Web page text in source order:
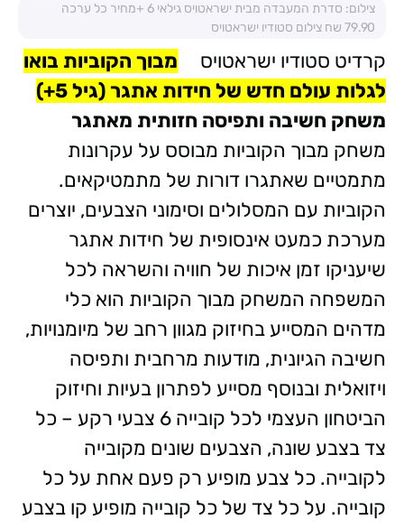
צילום: סדרת המעבדה מבית ישראטויס גילאי 6 +מחיר כל ערכה
79.90 שח צילום סטודיו ישראטויס
קרדיט סטודיו ישראטויס מבוך הקוביות בואו
לגלות עולם חדש של חידות אתגר (גיל 5+)
משחק חשיבה ותפיסה חזותית מאתגר
משחק מבוך הקוביות מבוסס על עקרונות
מתמטיים שאתגרו דורות של מתמטיקאים.
הקוביות עם המסלולים וסימוני הצבעים, יוצרים
מערכת כמעט אינסופית של חידות אתגר
שיעניקו זמן איכות של חוויה והשראה לכל
המשפחה המשחק מבוך הקוביות הוא כלי
מדהים המסייע בחיזוק מגוון רחב של מיומנויות,
חשיבה הגיונית, מודעות מרחבית ותפיסה
ויזואלית ובנוסף מסייע לפתרון בעיות וחיזוק
הביטחון העצמי לכל קובייה 6 צבעי רקע – כל
צד בצבע שונה, הצבעים שונים מקובייה
לקובייה. כל צבע מופיע רק פעם אחת על כל
קובייה. על כל צד של כל קובייה מופיע קו בצבע